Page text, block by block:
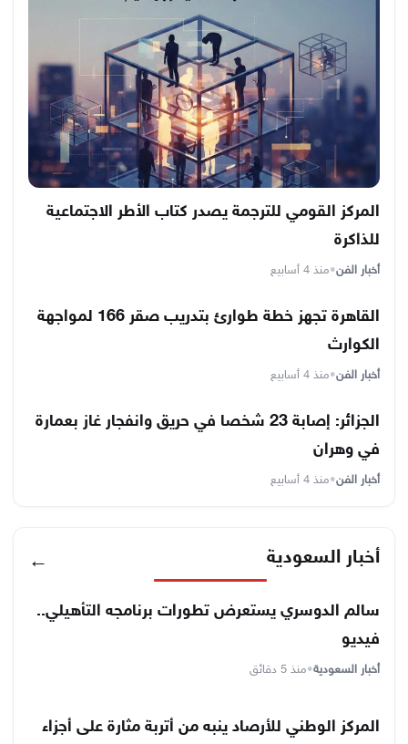
المركز القومي للترجمة يصدر كتاب الأطر الاجتماعية
للذاكرة
أخبار الفن•منذ 4 أسابيع
القاهرة تجهز خطة طوارئ بتدريب صقر 166 لمواجهة
الكوارث
أخبار الفن•منذ 4 أسابيع
الجزائر: إصابة 23 شخصا في حريق وانفجار غاز بعمارة
في وهران
أخبار الفن•منذ 4 أسابيع
أخبار السعودية ←
سالم الدوسري يستعرض تطورات برنامجه التأهيلي..
فيديو
أخبار السعودية•منذ 5 دقائق
المركز الوطني للأرصاد ينبه من أتربة مثارة على أجزاء